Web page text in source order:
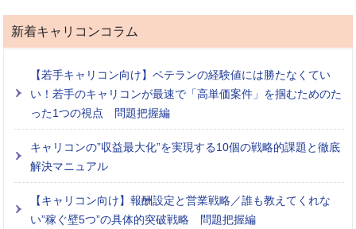
新着キャリコンコラム
【若手キャリコン向け】ベテランの経験値には勝たなくてい
い！若手のキャリコンが最速で「高単価案件」を掴むためのた
った1つの視点 問題把握編
キャリコンの”収益最大化”を実現する10個の戦略的課題と徹底
解決マニュアル
【キャリコン向け】報酬設定と営業戦略／誰も教えてくれな
い”稼ぐ壁5つ”の具体的突破戦略 問題把握編